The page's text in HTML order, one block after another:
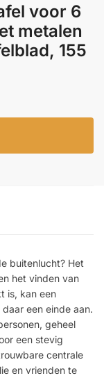
voor 6
metalen
155
buitenlucht? Het
het vinden van
is, kan een
een einde aan.
geheel
een stevig
centrale
en vrienden te